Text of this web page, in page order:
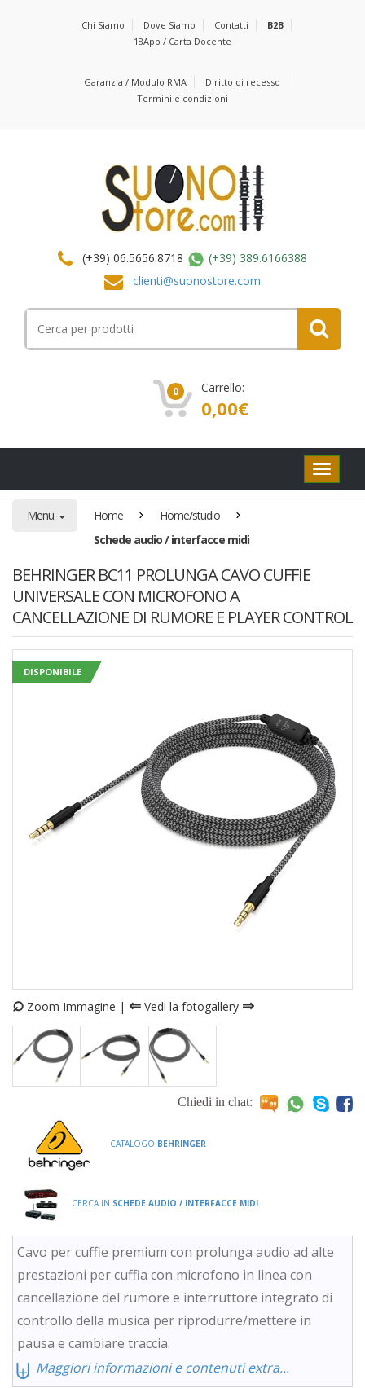
Chi Siamo Dove Siamo Contatti
B2B
18App / Carta Docente
Garanzia / Modulo RMA
Diritto di recesso
Termini e condizioni
(+39) 06.5656.8718
(+39) 389.6166388
clienti@suonostore.com
per:
0 Carrello:
0,00€
Pulsanti
di
Menu Home
Home/studio
Schede audio / interfacce midi
BEHRINGER BC11 PROLUNGA CAVO CUFFIE
UNIVERSALE CON MICROFONO A
CANCELLAZIONE DI RUMORE E PLAYER CONTROL
OFFERTA!
DISPONIBILE
⌕ Zoom Immagine | ⇐ Vedi la fotogallery ⇒
Chiedi in chat:
CATALOGO BEHRINGER
CERCA IN SCHEDE AUDIO / INTERFACCE MIDI
Cavo per cuffie premium con prolunga audio ad alte
prestazioni per cuffia con microfono in linea con
cancellazione del rumore e interruttore integrato di
controllo della musica per riprodurre/mettere in
pausa e cambiare traccia.
⨄ Maggiori informazioni e contenuti extra...